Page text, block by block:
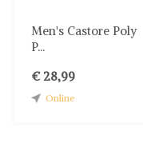
Men's Castore Poly
P...
€ 28,99
Online